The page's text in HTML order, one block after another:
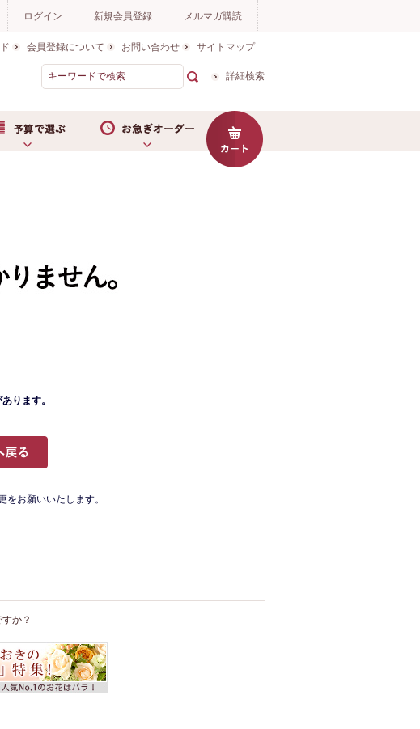
ログイン 新規会員登録 メルマガ購読
会員登録について お問い合わせ サイトマップ
詳細検索
ります。
お願いいたします。
か？